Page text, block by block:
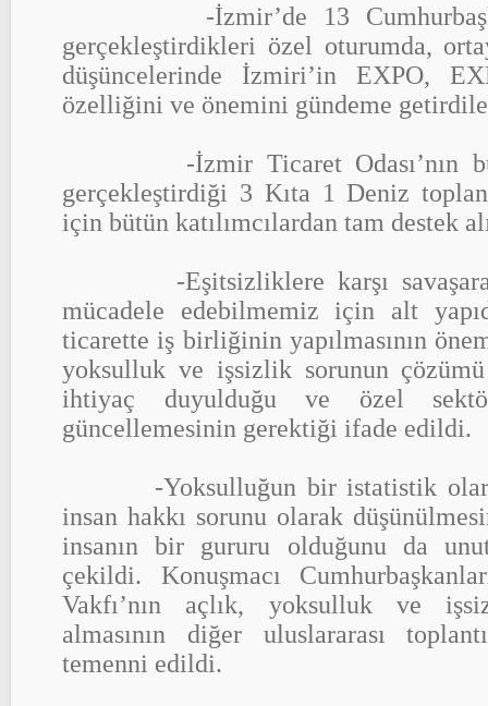
-İzmir’de 13
gerçekleştirdikleri özel oturumda,
düşüncelerinde İzmiri’in EXPO,
özelliğini ve önemini gündeme
-İzmir Ticaret Odası’nın
gerçekleştirdiği 3 Kıta 1 Deniz
için bütün katılımcılardan tam destek
-Eşitsizliklere karşı savaşarak,
mücadele edebilmemiz için alt
ticarette iş birliğinin yapılmasının
yoksulluk ve işsizlik sorunun
ihtiyaç duyulduğu ve özel
güncellemesinin gerektiği ifade edildi.
-Yoksulluğun bir istatistik olarak
insan hakkı sorunu olarak
insanın bir gururu olduğunu da
çekildi. Konuşmacı
Vakfı’nın açlık, yoksulluk ve
almasının diğer uluslararası
temenni edildi.